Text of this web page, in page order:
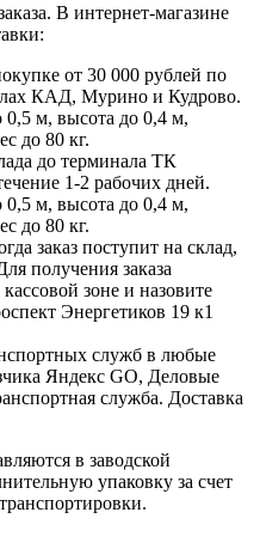
В интернет-магазине
от 30 000 рублей по
КАД, Мурино и Кудрово.
0,5 м, высота до 0,4 м,
до 80 кг.
до терминала ТК
1-2 рабочих дней.
0,5 м, высота до 0,4 м,
до 80 кг.
заказ поступит на склад,
получения заказа
зоне и назовите
Энергетиков 19 к1
служб в любые
Яндекс GO, Деловые
служба. Доставка
в заводской
упаковку за счет